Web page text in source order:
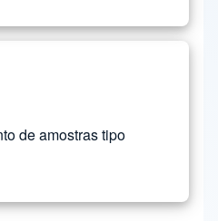
de amostras tipo